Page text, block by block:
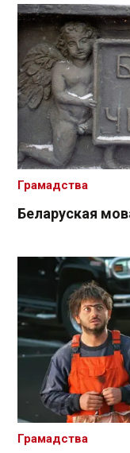
Беларуская
Грамадства
Грамадства